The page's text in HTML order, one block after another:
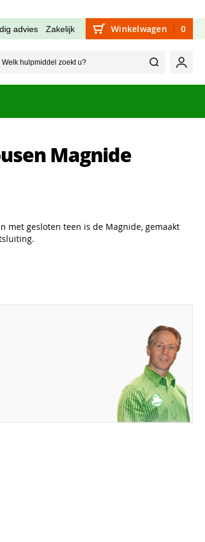
advies Zakelijk Winkelwagen 0
Welk
Mijn
Magnide
met gesloten teen is de Magnide, gemaakt